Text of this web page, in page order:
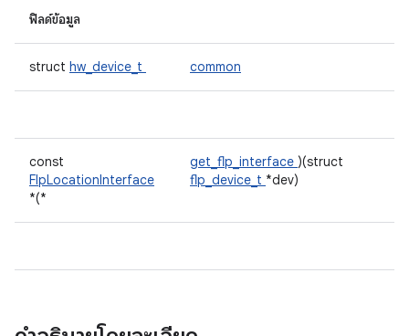
ฟิลด์ข้อมูล
struct hw_device_t common
const
FlpLocationInterface
*(*
get_flp_interface )(struct
flp_device_t *dev)